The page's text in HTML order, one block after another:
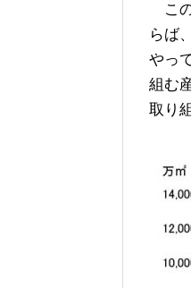
こ
らば
やっ
組む
取り